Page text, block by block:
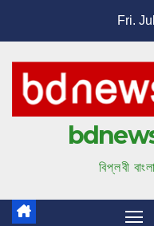
n
Fri.
বিপ্লবী